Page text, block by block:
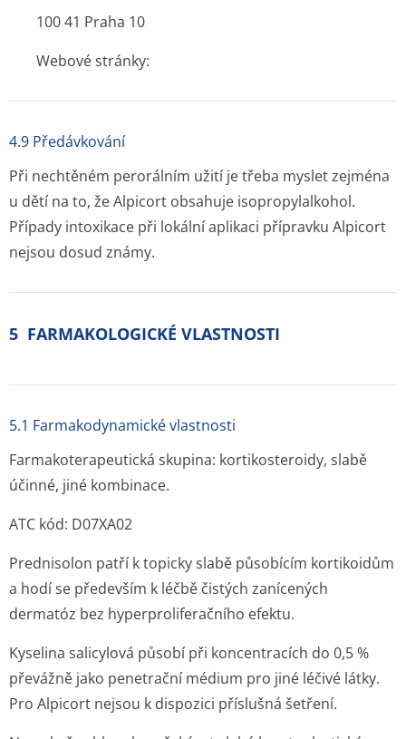
100 41 Praha 10
Webové stránky:
4.9 Předávkování
Při nechtěném perorálním užití je třeba myslet zejména
u dětí na to, že Alpicort obsahuje isopropylalkohol.
Případy intoxikace při lokální aplikaci přípravku Alpicort
nejsou dosud známy.
5 FARMAKOLOGICKÉ VLASTNOSTI
5.1 Farmakodynamické vlastnosti
Farmakoterapeutická skupina: kortikosteroidy, slabě
účinné, jiné kombinace.
ATC kód: D07XA02
Prednisolon patří k topicky slabě působícím kortikoidům
a hodí se především k léčbě čistých zanícených
dermatóz bez hyperproliferačního efektu.
Kyselina salicylová působí při koncentracích do 0,5 %
převážně jako penetrační médium pro jiné léčivé látky.
Pro Alpicort nejsou k dispozici příslušná šetření.